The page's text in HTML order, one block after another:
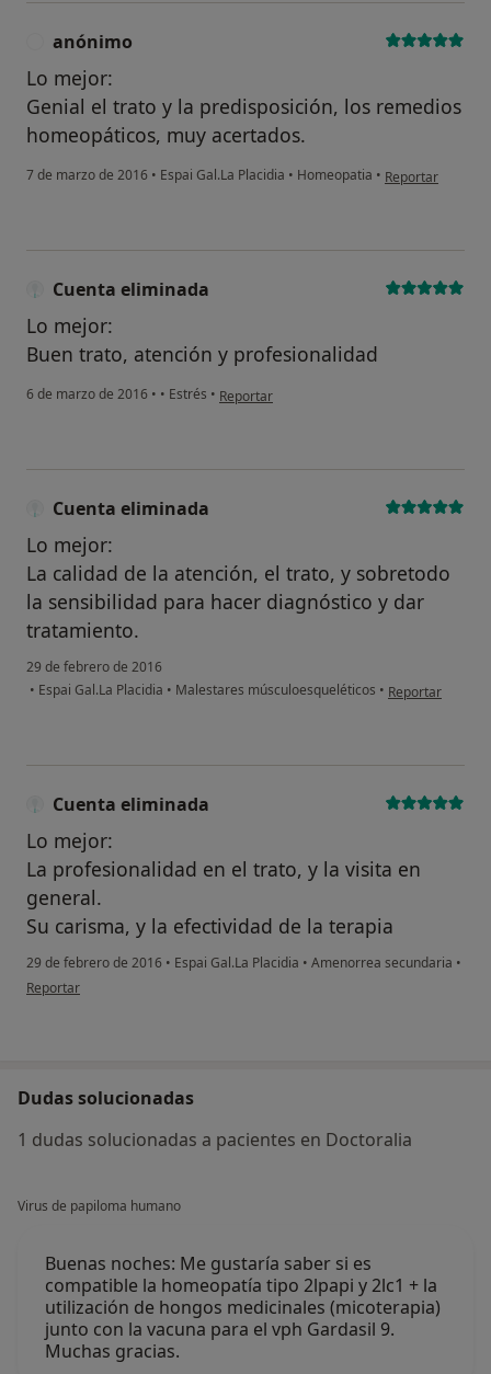
anónimo
Lo mejor:
Genial el trato y la predisposición, los remedios
homeopáticos, muy acertados.
7 de marzo de 2016 • Espai Gal.La Placidia • Homeopatia • en opinión del
Reportar
Cuenta eliminada
Lo mejor:
Buen trato, atención y profesionalidad
6 de marzo de 2016 • • Estrés • en opinión del usuario Cuenta eliminada
Reportar
Cuenta eliminada
Lo mejor:
La calidad de la atención, el trato, y sobretodo
la sensibilidad para hacer diagnóstico y dar
tratamiento.
29 de febrero de 2016
• Espai Gal.La Placidia • Malestares músculoesqueléticos • en opinión del
Reportar
Cuenta eliminada
Lo mejor:
La profesionalidad en el trato, y la visita en
general.
Su carisma, y la efectividad de la terapia
29 de febrero de 2016 • Espai Gal.La Placidia • Amenorrea secundaria •
en opinión del usuario Cuenta eliminada
Reportar
Dudas solucionadas
1 dudas solucionadas a pacientes en Doctoralia
Virus de papiloma humano
Buenas noches: Me gustaría saber si es
compatible la homeopatía tipo 2lpapi y 2lc1 + la
utilización de hongos medicinales (micoterapia)
junto con la vacuna para el vph Gardasil 9.
Muchas gracias.